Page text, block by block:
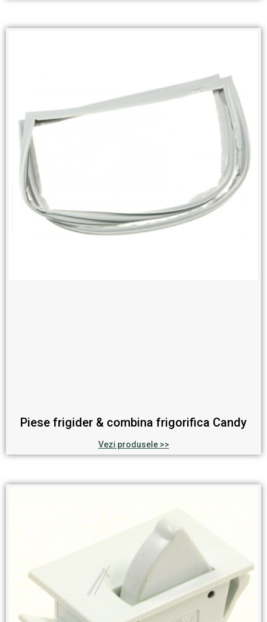
Piese frigider & combina frigorifica Candy
Vezi produsele >>